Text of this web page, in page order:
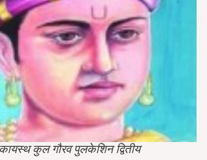
कुल गौरव पुलकेशिन द्वितीय